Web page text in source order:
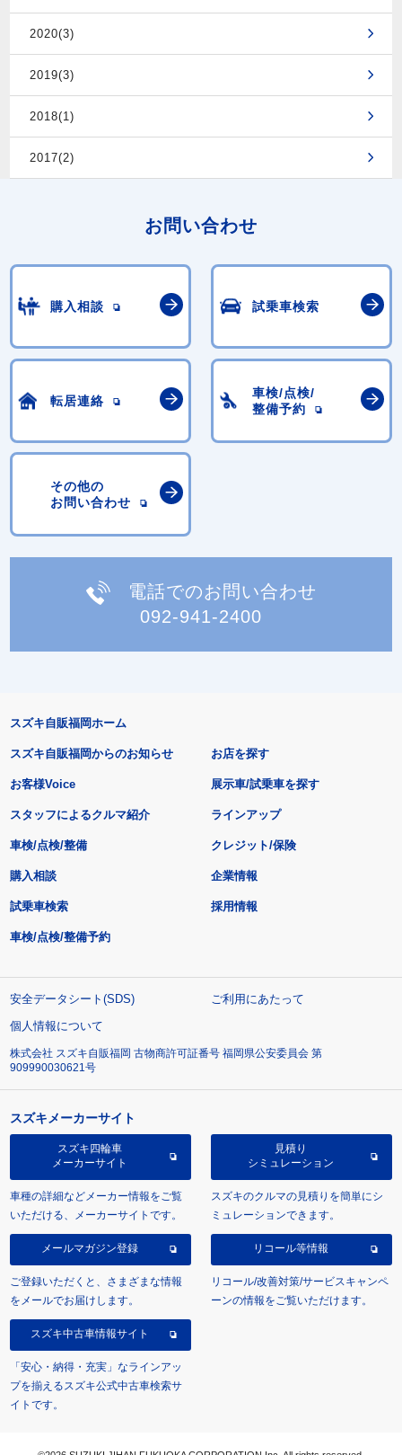
2020(3)
2019(3)
2018(1)
2017(2)
お問い合わせ
購入相談 試乗車検索
転居連絡
車検/点検/
整備予約
その他の
お問い合わせ
電話でのお問い合わせ
092-941-2400
スズキ自販福岡ホーム
スズキ自販福岡からのお知らせ
お客様Voice
スタッフによるクルマ紹介
お店を探す
展示車/試乗車を探す
ラインアップ
車検/点検/整備 クレジット/保険
購入相談
試乗車検索
車検/点検/整備予約
企業情報
採用情報
安全データシート(SDS)
ご利用にあたって
個人情報について
株式会社 スズキ自販福岡 古物商許可証番号 福岡県公安委員会 第
909990030621号
スズキメーカーサイト
スズキ四輪車
メーカーサイト
車種の詳細などメーカー情報をご覧
いただける、メーカーサイトです。
見積り
シミュレーション
スズキのクルマの見積りを簡単にシ
ミュレーションできます。
メールマガジン登録
ご登録いただくと、さまざまな情報
をメールでお届けします。
リコール等情報
リコール/改善対策/サービスキャンペ
ーンの情報をご覧いただけます。
スズキ中古車情報サイト
「安心・納得・充実」なラインアッ
プを揃えるスズキ公式中古車検索サ
イトです。